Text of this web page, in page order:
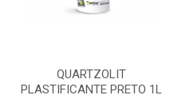
QUARTZOLIT
PLASTIFICANTE PRETO 1L